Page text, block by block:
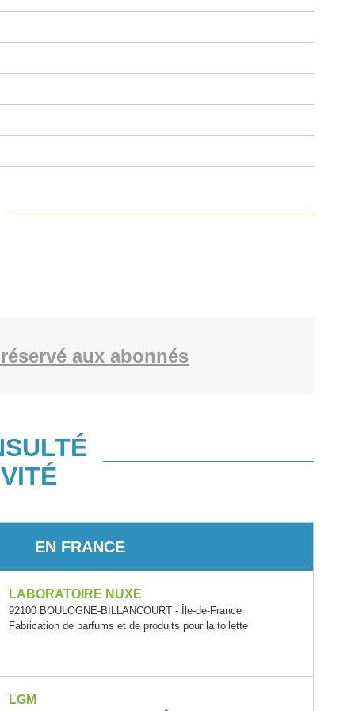
aux abonnés
EN FRANCE
LABORATOIRE NUXE
92100 BOULOGNE-BILLANCOURT - Île-de-France
Fabrication de parfums et de produits pour la toilette
LGM